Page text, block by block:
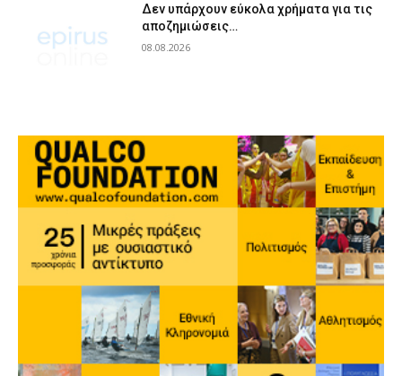
Δεν υπάρχουν εύκολα χρήματα για τις
αποζημιώσεις…
08.08.2026